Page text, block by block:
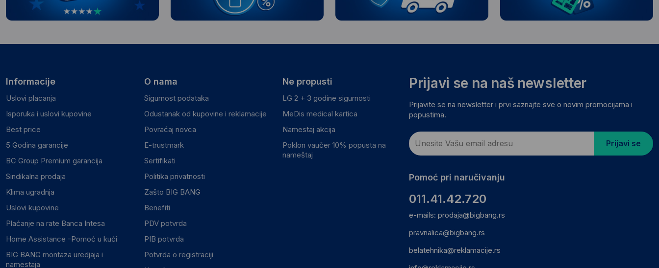
Informacije
Uslovi placanja
Isporuka i uslovi kupovine
Best price
5 Godina garancije
BC Group Premium garancija
Sindikalna prodaja
Klima ugradnja
Uslovi kupovine
Plaćanje na rate Banca Intesa
Home Assistance -Pomoć u kući
BIG BANG montaza uredjaja i
namestaja
O nama
Sigurnost podataka
Odustanak od kupovine i reklamacije
Povraćaj novca
E-trustmark
Sertifikati
Politika privatnosti
Zašto BIG BANG
Benefiti
PDV potvrda
PIB potvrda
Potvrda o registraciji
Ne propusti
LG 2 + 3 godine sigurnosti
MeDis medical kartica
Namestaj akcija
Poklon vaučer 10% popusta na
nameštaj
Prijavi se na naš newsletter
Prijavite se na newsletter i prvi saznajte sve o novim promocijama i
popustima.
Prijavi se
Pomoć pri naručivanju
011.41.42.720
e-mails: prodaja@bigbang.rs
pravnalica@bigbang.rs
belatehnika@reklamacije.rs